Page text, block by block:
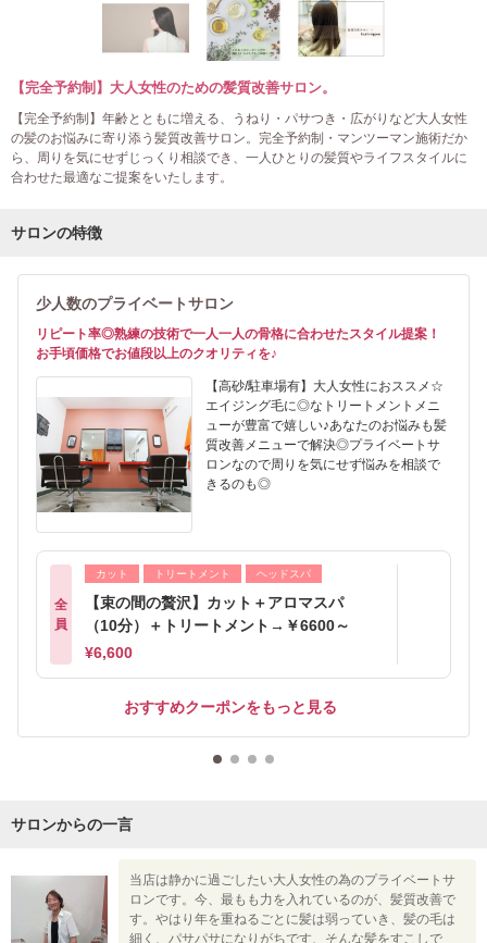
【完全予約制】大人女性のための髪質改善サロン。
【完全予約制】年齢とともに増える、うねり・パサつき・広がりなど大人女性
の髪のお悩みに寄り添う髪質改善サロン。完全予約制・マンツーマン施術だか
ら、周りを気にせずじっくり相談でき、一人ひとりの髪質やライフスタイルに
合わせた最適なご提案をいたします。
サロンの特徴
少人数のプライベートサロン
リピート率◎熟練の技術で一人一人の骨格に合わせたスタイル提案！
お手頃価格でお値段以上のクオリティを♪
【高砂/駐車場有】大人女性におススメ☆
エイジング毛に◎なトリートメントメニ
ューが豊富で嬉しい♪あなたのお悩みも髪
質改善メニューで解決◎プライベートサ
ロンなので周りを気にせず悩みを相談で
きるのも◎
全
員
カット トリートメント ヘッドスパ
【束の間の贅沢】カット＋アロマスパ
（10分）＋トリートメント→￥6600～
¥6,600
おすすめクーポンをもっと見る
サロンからの一言
当店は静かに過ごしたい大人女性の為のプライベートサ
ロンです。今、最もも力を入れているのが、髪質改善で
す。やはり年を重ねるごとに髪は弱っていき、髪の毛は
細く、パサパサになりがちです、そんな髪をすこしで